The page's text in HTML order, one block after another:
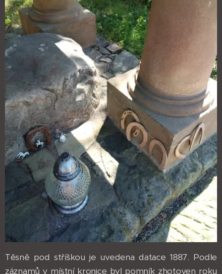
Těsně pod stříškou je uvedena datace 1887. Podle
záznamů v místní kronice byl pomník zhotoven roku